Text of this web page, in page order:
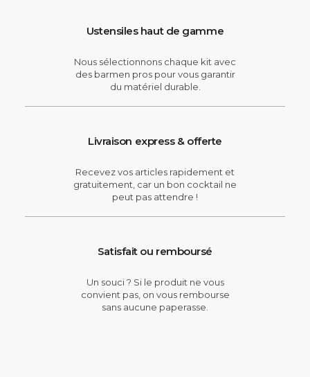
Ustensiles haut de gamme
Nous sélectionnons chaque kit avec
des barmen pros pour vous garantir
du matériel durable.
Livraison express & offerte
Recevez vos articles rapidement et
gratuitement, car un bon cocktail ne
peut pas attendre !
Satisfait ou remboursé
Un souci ? Si le produit ne vous
convient pas, on vous rembourse
sans aucune paperasse.